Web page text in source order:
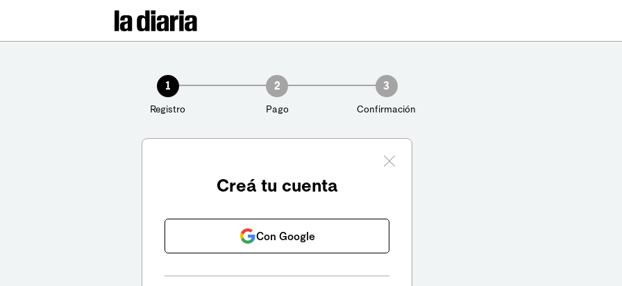
1
Registro
2
Pago
3
Confirmación
Creá tu cuenta
Con Google